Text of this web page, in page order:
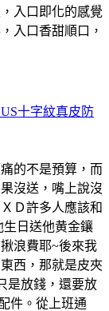
入口即化的感覺
入口香甜順口，
十字紋真皮防
的不是預算，而
沒送，嘴上說沒
Ｄ許多人應該和
日送他黄金鑲
浪費耶~後來我
西，那就是皮夾
是放錢，還要放
件。從上班通